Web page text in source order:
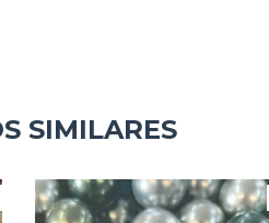
SIMILARES